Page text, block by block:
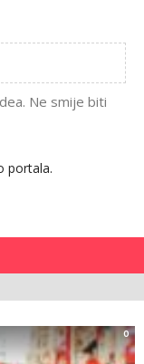
Ne smije biti
portala.
0